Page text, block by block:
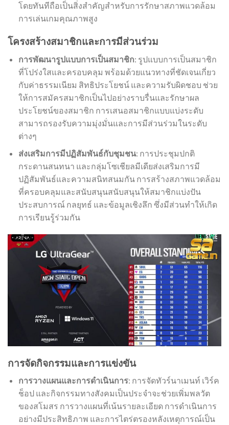
โดยทันทีถือเป็นสิ่งสำคัญสำหรับการรักษาสภาพแวดล้อม
การเล่นเกมคุณภาพสูง
โครงสร้างสมาชิกและการมีส่วนร่วม
การพัฒนารูปแบบการเป็นสมาชิก: รูปแบบการเป็นสมาชิก
ที่โปร่งใสและครอบคลุม พร้อมด้วยแนวทางที่ชัดเจนเกี่ยว
กับค่าธรรมเนียม สิทธิประโยชน์ และความรับผิดชอบ ช่วย
ให้การสมัครสมาชิกเป็นไปอย่างราบรื่นและรักษาผล
ประโยชน์ของสมาชิก การเสนอสมาชิกแบบแบ่งระดับ
สามารถรองรับความมุ่งมั่นและการมีส่วนร่วมในระดับ
ต่างๆ
ส่งเสริมการมีปฏิสัมพันธ์กับชุมชน: การประชุมปกติ
กระดานสนทนา และกลุ่มโซเชียลมีเดียส่งเสริมการมี
ปฏิสัมพันธ์และความสนิทสนมกัน การสร้างสภาพแวดล้อม
ที่ครอบคลุมและสนับสนุนสนับสนุนให้สมาชิกแบ่งปัน
ประสบการณ์ กลยุทธ์ และข้อมูลเชิงลึก ซึ่งมีส่วนทำให้เกิด
การเรียนรู้ร่วมกัน
การจัดกิจกรรมและการแข่งขัน
การวางแผนและการดำเนินการ: การจัดทัวร์นาเมนท์ เวิร์ค
ช็อป และกิจกรรมทางสังคมเป็นประจำจะช่วยเพิ่มพลวัต
ของสโมสร การวางแผนที่เน้นรายละเอียด การดำเนินการ
อย่างมีประสิทธิภาพ และการไตร่ตรองหลังเหตุการณ์เป็น